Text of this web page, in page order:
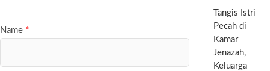
Name *
Tangis Istri
Pecah di
Kamar
Jenazah,
Keluarga